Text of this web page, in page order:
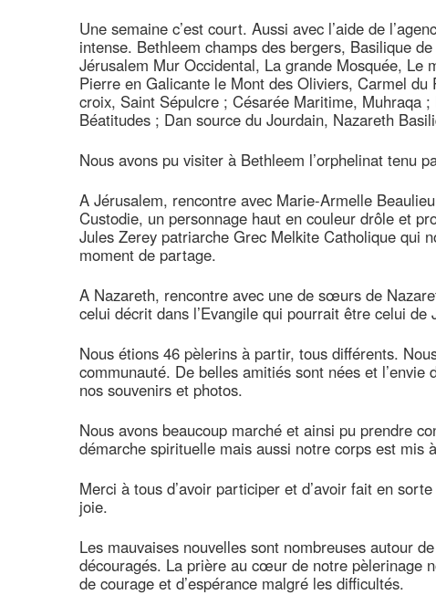
Une semaine c’est court. Aussi avec l’aide de
intense. Bethleem champs des bergers, Basilique
Jérusalem Mur Occidental, La grande Mosquée, Le
Pierre en Galicante le Mont des Oliviers, Carmel
croix, Saint Sépulcre ; Césarée Maritime, Muhraqa
Béatitudes ; Dan source du Jourdain, Nazareth
Nous avons pu visiter à Bethleem l’orphelinat tenu
A Jérusalem, rencontre avec Marie-Armelle
Custodie, un personnage haut en couleur drôle et
Jules Zerey patriarche Grec Melkite Catholique qui
moment de partage.
A Nazareth, rencontre avec une de sœurs de
celui décrit dans l’Evangile qui pourrait être celui de
Nous étions 46 pèlerins à partir, tous différents.
communauté. De belles amitiés sont nées et
nos souvenirs et photos.
Nous avons beaucoup marché et ainsi pu prendre
démarche spirituelle mais aussi notre corps est mis
Merci à tous d’avoir participer et d’avoir fait en
joie.
Les mauvaises nouvelles sont nombreuses autour
découragés. La prière au cœur de notre pèlerinage
de courage et d’espérance malgré les difficultés.